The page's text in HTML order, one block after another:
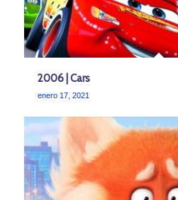
2006 | Cars
enero 17, 2021